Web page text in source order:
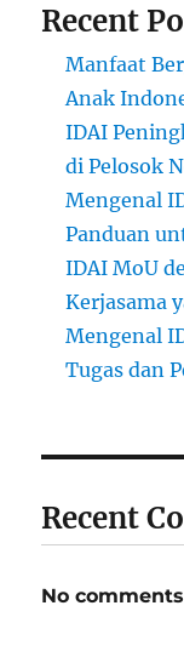
Recent
Manfaat
Anak
IDAI
di Pelosok
Mengenal
Panduan
IDAI MoU
Kerjasama
Mengenal
Tugas dan
Recent
No